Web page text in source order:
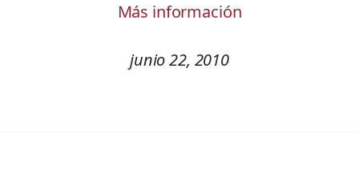
Más información
junio 22, 2010